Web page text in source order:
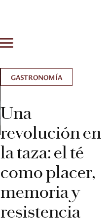
GASTRONOMÍA
Una
revolución en
la taza: el té
como placer,
memoria y
resistencia